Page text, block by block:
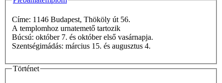
Címe: 1146 Budapest, Thököly út 56.
A templomhoz urnatemető tartozik
Búcsú: október 7. és október első vasárnapja.
Szentségimádás: március 15. és augusztus 4.
Történet